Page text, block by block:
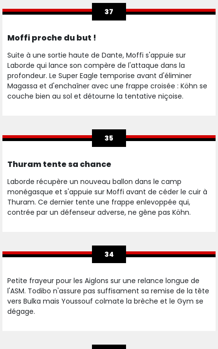
37
Moffi proche du but !
Suite à une sortie haute de Dante, Moffi s'appuie sur
Laborde qui lance son compère de l'attaque dans la
profondeur. Le Super Eagle temporise avant d'éliminer
Magassa et d'enchaîner avec une frappe croisée : Köhn se
couche bien au sol et détourne la tentative niçoise.
35
Thuram tente sa chance
Laborde récupère un nouveau ballon dans le camp
monégasque et s'appuie sur Moffi avant de céder le cuir à
Thuram. Ce dernier tente une frappe enlevoppée qui,
contrée par un défenseur adverse, ne gêne pas Köhn.
34
Petite frayeur pour les Aiglons sur une relance longue de
l'ASM. Todibo n'assure pas suffisament sa remise de la tête
vers Bulka mais Youssouf colmate la brèche et le Gym se
dégage.